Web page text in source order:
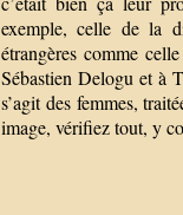
exemple, celle de la
étrangères comme
Sébastien Delogu et à
s’agit des femmes,
image, vérifiez tout, y